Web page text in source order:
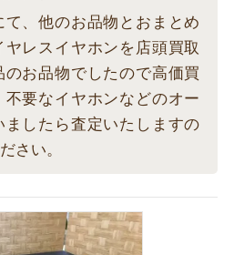
て、他のお品物とおまとめ
レスイヤホンを店頭買取
のお品物でしたので高価買
要なイヤホンなどのオー
ましたら査定いたしますの
さい。